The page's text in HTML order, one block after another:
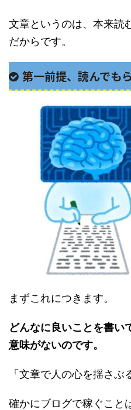
文章というのは、本来読
だからです。
第一前提、読んでも
まずこれにつきます。
どんなに良いことを書い
意味がないのです。
「文章で人の心を揺さぶ
確かにブログで稼ぐこと